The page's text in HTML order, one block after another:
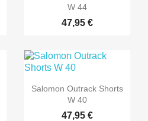
W 44
47,95 €
Salomon Outrack Shorts
W 40
47,95 €